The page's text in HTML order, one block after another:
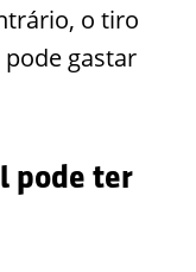
o tiro
gastar
pode ter